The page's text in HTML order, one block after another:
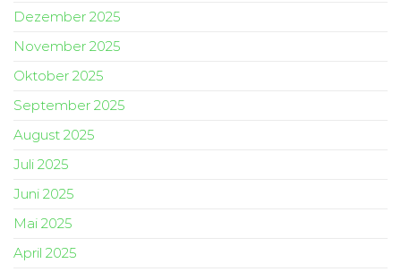
Dezember 2025
November 2025
Oktober 2025
September 2025
August 2025
Juli 2025
Juni 2025
Mai 2025
April 2025